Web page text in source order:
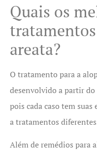
Quais os
areata?
O tratamento para a
desenvolvido a partir
pois cada caso tem
a tratamentos
Além de remédios para